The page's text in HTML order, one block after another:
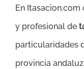
En
y profesional de
particularidades
provincia